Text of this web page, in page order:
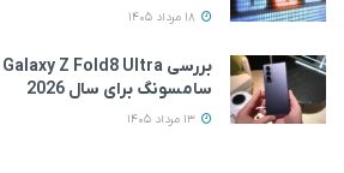
سامسونگ برای سال 2026